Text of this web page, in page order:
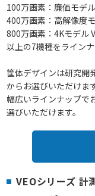
100万画素：廉価モデ
400万画素：高解像度
800万画素：4Kモデル
以上の7機種をラインナ
筐体デザインは研究開
からお選びいただけます
幅広いラインナップで
選びいただけます。
VEOシリーズ 計